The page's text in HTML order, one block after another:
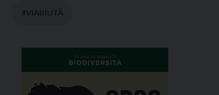
#VIABILITÀ